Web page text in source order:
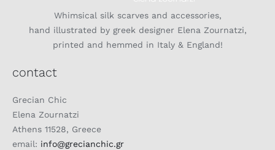
Whimsical silk scarves and accessories,
hand illustrated by greek designer Elena Zournatzi,
printed and hemmed in Italy & England!
contact
Grecian Chic
Elena Zournatzi
Athens 11528, Greece
email: info@grecianchic.gr